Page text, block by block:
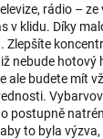
rádio –
v klidu. Díky
Zlepšíte
nebude hotový
ale budete mít
.
postupně
to byla